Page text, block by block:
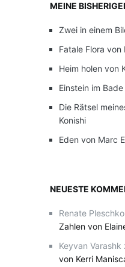
MEINE
Zwei in einem
Fatale Flora
Heim holen von
Einstein im
Die Rätsel
Konishi
Eden von Marc
NEUESTE
Renate Pleschko
Zahlen von
Keyvan Varashk
von Kerri